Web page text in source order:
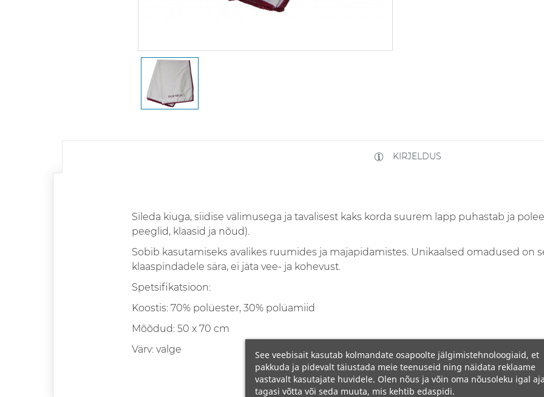
KIRJELDUS
Sileda kiuga, siidise välimusega ja tavalisest kaks korda suurem lapp puhastab ja
peeglid, klaasid ja nõud).
Sobib kasutamiseks avalikes ruumides ja majapidamistes. Unikaalsed omadused on
klaaspindadele sära, ei jäta vee- ja kohevust.
Spetsifikatsioon:
Koostis: 70% polüester, 30% polüamiid
Mõõdud: 50 x 70 cm
Värv: valge
See veebisait kasutab kolmandate osapoolte jälgimistehnoloogiaid, et
pakkuda ja pidevalt täiustada meie teenuseid ning näidata reklaame
vastavalt kasutajate huvidele. Olen nõus ja võin oma nõusoleku igal
tagasi võtta või seda muuta, mis kehtib edaspidi.